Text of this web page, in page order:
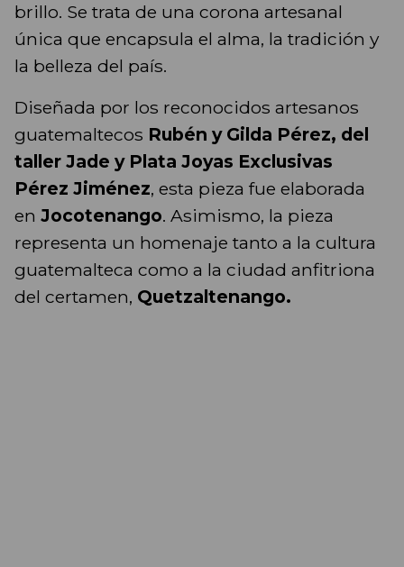
brillo. Se trata de una corona artesanal
única que encapsula el alma, la tradición y
la belleza del país.
Diseñada por los reconocidos artesanos
guatemaltecos Rubén y Gilda Pérez, del
taller Jade y Plata Joyas Exclusivas
Pérez Jiménez, esta pieza fue elaborada
en Jocotenango. Asimismo, la pieza
representa un homenaje tanto a la cultura
guatemalteca como a la ciudad anfitriona
del certamen, Quetzaltenango.